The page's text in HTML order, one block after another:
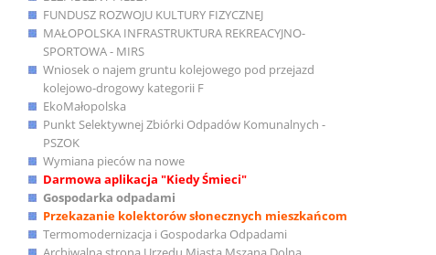
FUNDUSZ ROZWOJU KULTURY FIZYCZNEJ
MAŁOPOLSKA INFRASTRUKTURA REKREACYJNO-
SPORTOWA - MIRS
Wniosek o najem gruntu kolejowego pod przejazd
kolejowo-drogowy kategorii F
EkoMałopolska
Punkt Selektywnej Zbiórki Odpadów Komunalnych -
PSZOK
Wymiana pieców na nowe
Darmowa aplikacja "Kiedy Śmieci"
Gospodarka odpadami
Przekazanie kolektorów słonecznych mieszkańcom
Termomodernizacja i Gospodarka Odpadami